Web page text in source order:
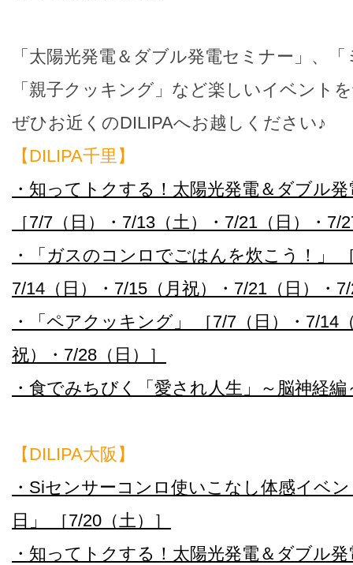
「太陽光発電＆ダブル発電セミナー」、
「親子クッキング」など楽しいイベント
ぜひお近くのDILIPAへお越しください♪
【DILIPA千里】
・知ってトクする！太陽光発電＆ダブル
［7/7（日）・7/13（土）・7/21（日）・7/
・「ガスのコンロでごはんを炊こう！」
7/14（日）・7/15（月祝）・7/21（日）・
・「ペアクッキング」 ［7/7（日）・7/14
祝）・7/28（日）］
・食でみちびく「愛され人生」～脳神経
【DILIPA大阪】
・Siセンサーコンロ使いこなし体感イベ
日」 ［7/20（土）］
・知ってトクする！太陽光発電＆ダブル